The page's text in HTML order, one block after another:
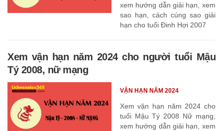
xem hướng dẫn giải hạn, xem
sao hạn, cách cúng sao giải
hạn cho tuổi Đinh Hợi 2007
Xem vận hạn năm 2024 cho người tuổi Mậu
Tý 2008, nữ mạng
Xem vận hạn năm 2024 cho
tuổi Mậu Tý 2008 Nữ mạng,
xem hướng dẫn giải hạn, xem
VẬN HẠN NĂM 2024